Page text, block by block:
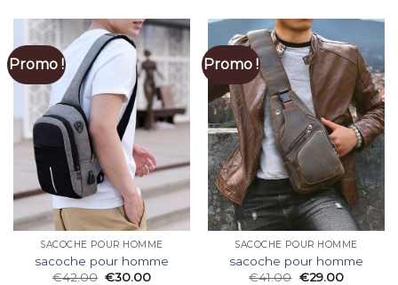
Promo !
SACOCHE POUR HOMME
sacoche pour homme
€42.00 €30.00
Promo !
SACOCHE POUR HOMME
sacoche pour homme
€41.00 €29.00